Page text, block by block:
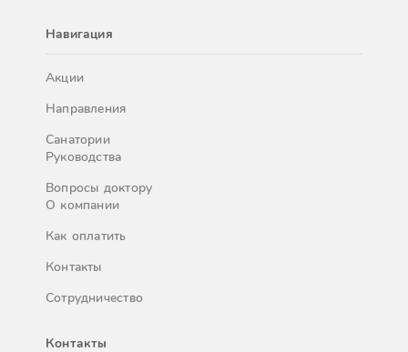
Навигация
Акции
Направления
Санатории
Руководства
Вопросы доктору
О компании
Как оплатить
Контакты
Сотрудничество
Контакты